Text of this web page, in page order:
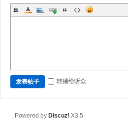
发表帖子 转播给听众
Powered by Discuz! X3.5